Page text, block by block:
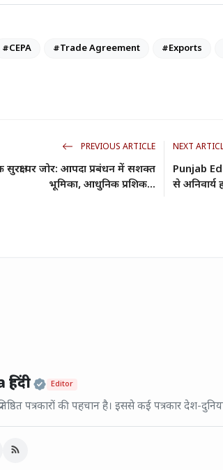
#CEPA #Trade Agreement #Exports
PREVIOUS ARTICLE
सुरक्षा पर जोर: आपदा प्रबंधन में सशक्त
भूमिका, आधुनिक प्रशिक...
NEXT
Punjab
से अनिवार्य
Official | Verified Expert
Editor
पत्रकारों की पहचान है। इससे कई पत्रकार देश-